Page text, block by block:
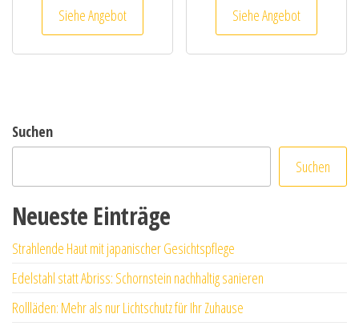
Siehe Angebot Siehe Angebot
Suchen
Suchen
Neueste Einträge
Strahlende Haut mit japanischer Gesichtspflege
Edelstahl statt Abriss: Schornstein nachhaltig sanieren
Rollläden: Mehr als nur Lichtschutz für Ihr Zuhause